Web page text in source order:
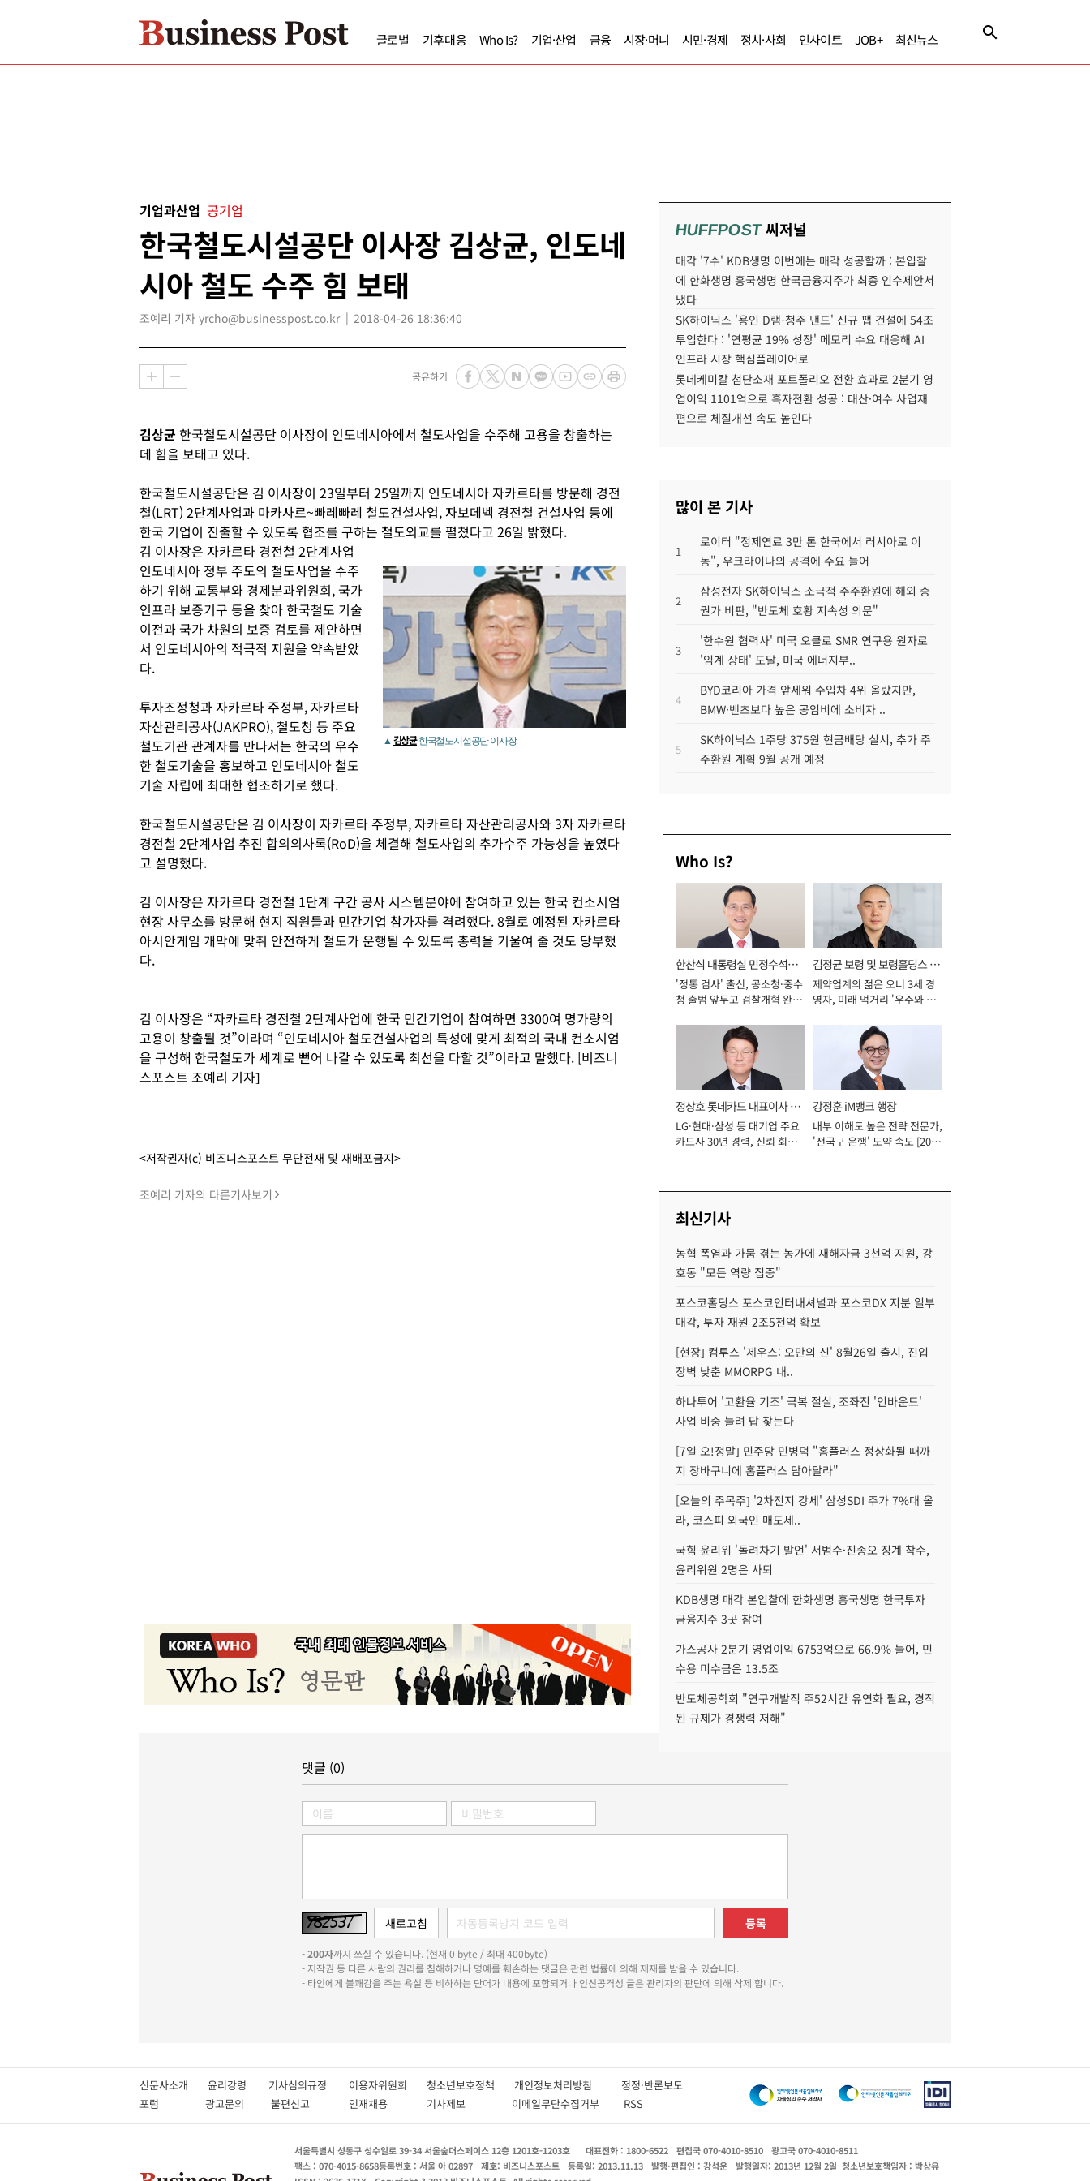
글로벌 기후대응 Who Is? 기업·산업 금융 시장·머니 시민·경제 정치·사회 인사이트 JOB+ 최신뉴스
기업과산업 공기업
한국철도시설공단 이사장 김상균, 인도네
시아 철도 수주 힘 보태
조예리 기자 yrcho@businesspost.co.kr 2018-04-26 18:36:40
공유하기
김상균 한국철도시설공단 이사장이 인도네시아에서 철도사업을 수주해 고용을 창출하는
데 힘을 보태고 있다.
한국철도시설공단은 김 이사장이 23일부터 25일까지 인도네시아 자카르타를 방문해 경전
철(LRT) 2단계사업과 마카사르~빠레빠레 철도건설사업, 자보데벡 경전철 건설사업 등에
한국 기업이 진출할 수 있도록 협조를 구하는 철도외교를 펼쳤다고 26일 밝혔다.
▲ 김상균한국철도시설공단 이사장.
김 이사장은 자카르타 경전철 2단계사업
인도네시아 정부 주도의 철도사업을 수주
하기 위해 교통부와 경제분과위원회, 국가
인프라 보증기구 등을 찾아 한국철도 기술
이전과 국가 차원의 보증 검토를 제안하면
서 인도네시아의 적극적 지원을 약속받았
다.
투자조정청과 자카르타 주정부, 자카르타
자산관리공사(JAKPRO), 철도청 등 주요
철도기관 관계자를 만나서는 한국의 우수
한 철도기술을 홍보하고 인도네시아 철도
기술 자립에 최대한 협조하기로 했다.
한국철도시설공단은 김 이사장이 자카르타 주정부, 자카르타 자산관리공사와 3자 자카르타
경전철 2단계사업 추진 합의의사록(RoD)을 체결해 철도사업의 추가수주 가능성을 높였다
고 설명했다.
김 이사장은 자카르타 경전철 1단계 구간 공사 시스템분야에 참여하고 있는 한국 컨소시엄
현장 사무소를 방문해 현지 직원들과 민간기업 참가자를 격려했다. 8월로 예정된 자카르타
아시안게임 개막에 맞춰 안전하게 철도가 운행될 수 있도록 총력을 기울여 줄 것도 당부했
다.
김 이사장은 “자카르타 경전철 2단계사업에 한국 민간기업이 참여하면 3300여 명가량의
고용이 창출될 것”이라며 “인도네시아 철도건설사업의 특성에 맞게 최적의 국내 컨소시엄
을 구성해 한국철도가 세계로 뻗어 나갈 수 있도록 최선을 다할 것”이라고 말했다. [비즈니
스포스트 조예리 기자]
<저작권자(c) 비즈니스포스트 무단전재 및 재배포금지>
조예리 기자의 다른기사보기
HUFFPOST씨저널
매각 '7수' KDB생명 이번에는 매각 성공할까 : 본입찰
에 한화생명 흥국생명 한국금융지주가 최종 인수제안서
냈다
SK하이닉스 '용인 D램-청주 낸드' 신규 팹 건설에 54조
투입한다 : '연평균 19% 성장' 메모리 수요 대응해 AI
인프라 시장 핵심플레이어로
롯데케미칼 첨단소재 포트폴리오 전환 효과로 2분기 영
업이익 1101억으로 흑자전환 성공 : 대산·여수 사업재
편으로 체질개선 속도 높인다
많이 본 기사
1
로이터 "정제연료 3만 톤 한국에서 러시아로 이
동", 우크라이나의 공격에 수요 늘어
2
삼성전자 SK하이닉스 소극적 주주환원에 해외 증
권가 비판, "반도체 호황 지속성 의문"
3
'한수원 협력사' 미국 오클로 SMR 연구용 원자로
'임계 상태' 도달, 미국 에너지부..
4
BYD코리아 가격 앞세워 수입차 4위 올랐지만,
BMW·벤츠보다 높은 공임비에 소비자 ..
5
SK하이닉스 1주당 375원 현금배당 실시, 추가 주
주환원 계획 9월 공개 예정
Who Is?
한찬식 대통령실 민정수석비
서관
'정통 검사' 출신, 공소청·중수
청 출범 앞두고 검찰개혁 완수
김정균 보령 및 보령홀딩스 대
표이사 사장
제약업계의 젊은 오너 3세 경
영자, 미래 먹거리 '우주와 헬
정상호 롯데카드 대표이사 사
장
LG·현대·삼성 등 대기업 주요
카드사 30년 경력, 신뢰 회복
강정훈 iM뱅크 행장
내부 이해도 높은 전략 전문가,
'전국구 은행' 도약 속도 [2026
최신기사
농협 폭염과 가뭄 겪는 농가에 재해자금 3천억 지원, 강
호동 "모든 역량 집중"
포스코홀딩스 포스코인터내셔널과 포스코DX 지분 일부
매각, 투자 재원 2조5천억 확보
[현장] 컴투스 '제우스: 오만의 신' 8월26일 출시, 진입
장벽 낮춘 MMORPG 내..
하나투어 '고환율 기조' 극복 절실, 조좌진 '인바운드'
사업 비중 늘려 답 찾는다
[7일 오!정말] 민주당 민병덕 "홈플러스 정상화될 때까
지 장바구니에 홈플러스 담아달라"
[오늘의 주목주] '2차전지 강세' 삼성SDI 주가 7%대 올
라, 코스피 외국인 매도세..
국힘 윤리위 '돌려차기 발언' 서범수·진종오 징계 착수,
윤리위원 2명은 사퇴
KDB생명 매각 본입찰에 한화생명 흥국생명 한국투자
금융지주 3곳 참여
가스공사 2분기 영업이익 6753억으로 66.9% 늘어, 민
수용 미수금은 13.5조
반도체공학회 "연구개발직 주52시간 유연화 필요, 경직
된 규제가 경쟁력 저해"
댓글 (0)
등록
-200자까지 쓰실 수 있습니다. (현재 0 byte / 최대 400byte)
- 저작권 등 다른 사람의 권리를 침해하거나 명예를 훼손하는 댓글은 관련 법률에 의해 제재를 받을 수 있습니다.
- 타인에게 불쾌감을 주는 욕설 등 비하하는 단어가 내용에 포함되거나 인신공격성 글은 관리자의 판단에 의해 삭제 합니다.
신문사소개 윤리강령 기사심의규정 이용자위원회 청소년보호정책 개인정보처리방침 정정·반론보도
포럼
광고문의 불편신고 인재채용 기사제보 이메일무단수집거부 RSS
서울특별시 성동구 성수일로 39-34 서울숲더스페이스 12층 1201호-1203호 대표전화 : 1800-6522 편집국 070-4010-8510
광고국 070-4010-8511
팩스 : 070-4015-8658등록번호 : 서울 아 02897 제호: 비즈니스포스트 등록일: 2013.11.13 발행·편집인 : 강석운 발행일자: 2013년 12월 2일 청소년보호책임자 : 박상유